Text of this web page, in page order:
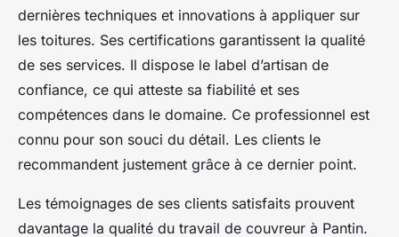
dernières techniques et innovations à appliquer sur
les toitures. Ses certifications garantissent la qualité
de ses services. Il dispose le label d’artisan de
confiance, ce qui atteste sa fiabilité et ses
compétences dans le domaine. Ce professionnel est
connu pour son souci du détail. Les clients le
recommandent justement grâce à ce dernier point.
Les témoignages de ses clients satisfaits prouvent
davantage la qualité du travail de couvreur à Pantin.